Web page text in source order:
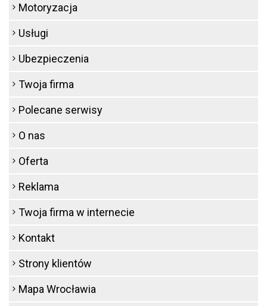
Motoryzacja
Usługi
Ubezpieczenia
Twoja firma
Polecane serwisy
O nas
Oferta
Reklama
Twoja firma w internecie
Kontakt
Strony klientów
Mapa Wrocławia